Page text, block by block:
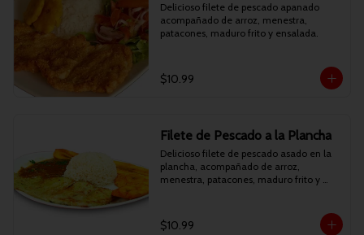
Delicioso filete de pescado apanado
acompañado de arroz, menestra,
patacones, maduro frito y ensalada.
$10.99
Filete de Pescado a la Plancha
Delicioso filete de pescado asado en la
plancha, acompañado de arroz,
menestra, patacones, maduro frito y
$10.99